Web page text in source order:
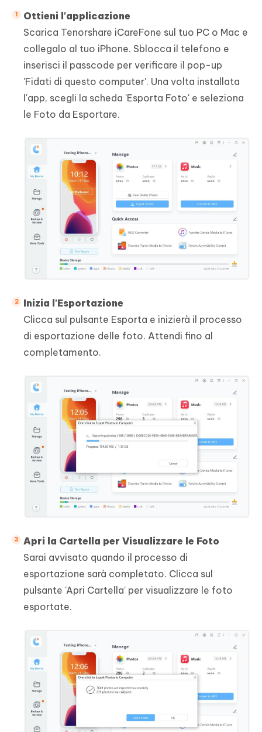
Ottieni l'applicazione
Scarica Tenorshare iCareFone sul tuo PC o Mac e
collegalo al tuo iPhone. Sblocca il telefono e
inserisci il passcode per verificare il pop-up
'Fidati di questo computer'. Una volta installata
l'app, scegli la scheda 'Esporta Foto' e seleziona
le Foto da Esportare.
Inizia l'Esportazione
Clicca sul pulsante Esporta e inizierà il processo
di esportazione delle foto. Attendi fino al
completamento.
Apri la Cartella per Visualizzare le Foto
Sarai avvisato quando il processo di
esportazione sarà completato. Clicca sul
pulsante 'Apri Cartella' per visualizzare le foto
esportate.